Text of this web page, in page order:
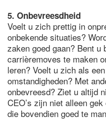
5. Onbevreesdheid
Voelt u zich prettig in
onbekende situaties?
zaken goed gaan? Bent u
carrièremoves te maken
leren? Voelt u zich als
omstandigheden? Met
onbevreesd? Ziet u altijd
CEO’s zijn niet alleen
die bovendien goed te